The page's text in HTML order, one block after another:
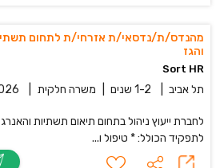
מהנדס/ת/נדסאי/ת אזרחי/ת לתחום
והגז
Sort HR
תל אביב 1-2 שנים משרה חלקית
לחברת ייעוץ ניהול בתחום תיאום תשתיות
לתפקיד הכולל: * טיפול ו...